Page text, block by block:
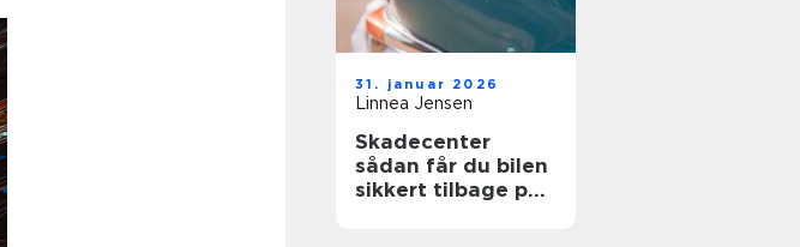
31. januar 2026
Linnea Jensen
Skadecenter
sådan får du bilen
sikkert tilbage på